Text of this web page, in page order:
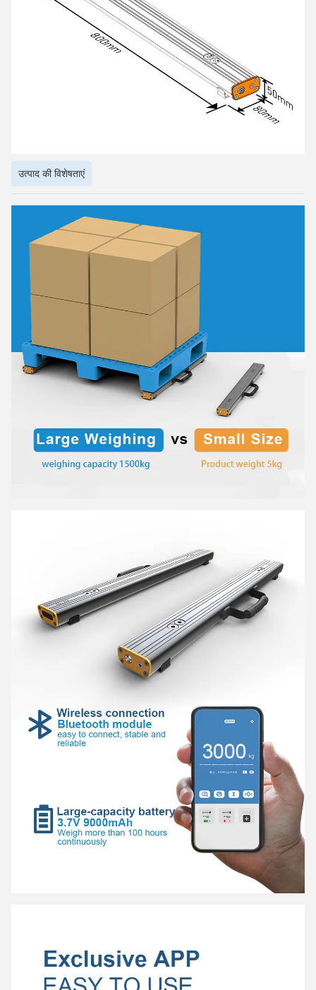
उत्पाद की विशेषताएं